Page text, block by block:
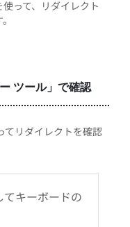
って、リダイレクト
ツール」で確認
リダイレクトを確認
キーボードの